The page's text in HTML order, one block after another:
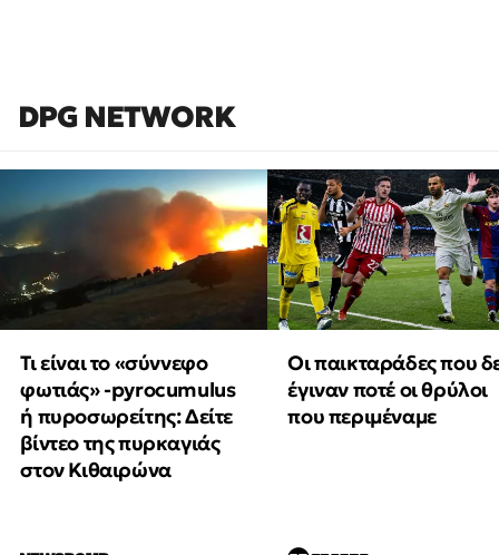
DPG NETWORK
Τι είναι το «σύννεφο
φωτιάς» -pyrocumulus
ή πυροσωρείτης: Δείτε
βίντεο της πυρκαγιάς
στον Κιθαιρώνα
Οι παικταράδες που
έγιναν ποτέ οι θρύλοι
που περιμέναμε